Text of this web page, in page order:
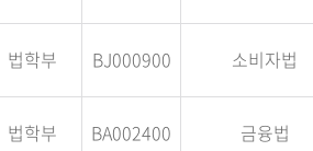
법학부 BJ000900 소비자법
법학부 BA002400 금융법